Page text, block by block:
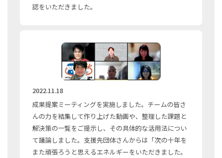
認をいただきました。
2022.11.18
成果提案ミーティングを実施しました。チームの皆さ
んの力を結集して作り上げた動画や、整理した課題と
解決策の一覧をご提示し、その具体的な活用法につい
て議論しました。支援先団体さんからは「次の十年を
また頑張ろうと思えるエネルギーをいただきました。